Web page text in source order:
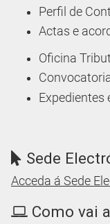
Perfil de
Actas e
Oficina
Expedientes
Sede
Acceda á Sede
Como vai